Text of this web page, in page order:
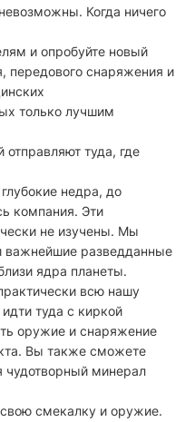
Когда ничего
и опробуйте новый
передового снаряжения и
только лучшим
туда, где
недра, до
компания. Эти
не изучены. Мы
важнейшие разведданные
ядра планеты.
всю нашу
туда с киркой
оружие и снаряжение
Вы также сможете
чудотворный минерал
смекалку и оружие.